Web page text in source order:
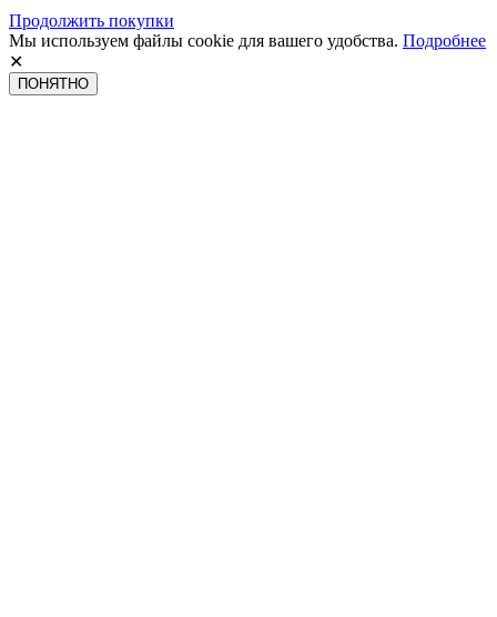
Продолжить покупки
Мы используем файлы cookie для вашего удобства. Подробнее
✕
ПОНЯТНО